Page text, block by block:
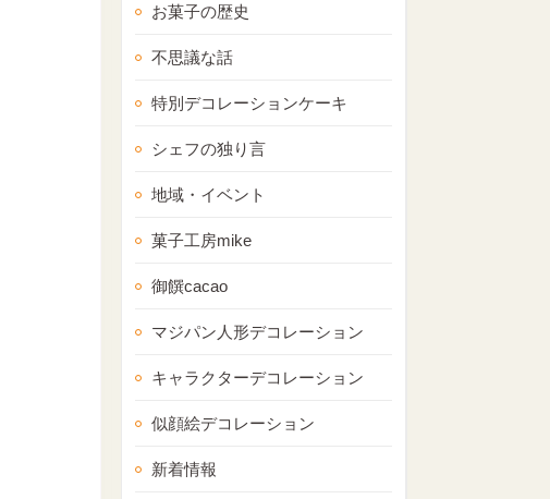
お菓子の歴史
不思議な話
特別デコレーションケーキ
シェフの独り言
地域・イベント
菓子工房mike
御饌cacao
マジパン人形デコレーション
キャラクターデコレーション
似顔絵デコレーション
新着情報